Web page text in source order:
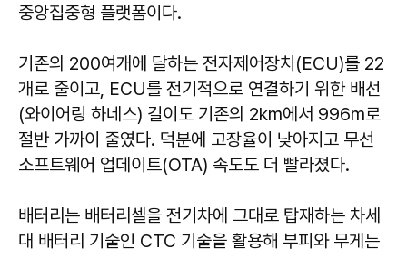
중앙집중형 플랫폼이다.
기존의 200여개에 달하는 전자제어장치(ECU)를 22
개로 줄이고, ECU를 전기적으로 연결하기 위한 배선
(와이어링 하네스) 길이도 기존의 2km에서 996m로
절반 가까이 줄였다. 덕분에 고장율이 낮아지고 무선
소프트웨어 업데이트(OTA) 속도도 더 빨라졌다.
배터리는 배터리셀을 전기차에 그대로 탑재하는 차세
대 배터리 기술인 CTC 기술을 활용해 부피와 무게는